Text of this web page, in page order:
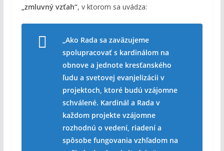
„zmluvný vzťah“, v ktorom sa uvádza:
„Ako Rada sa zaväzujeme
spolupracovať s kardinálom na
obnove a jednote kresťanského
ľudu a svetovej evanjelizácii v
projektoch, ktoré budú vzájomne
schválené. Kardinál a Rada v
každom projekte vzájomne
rozhodnú o vedení, riadení a
spôsobe fungovania vzhľadom na